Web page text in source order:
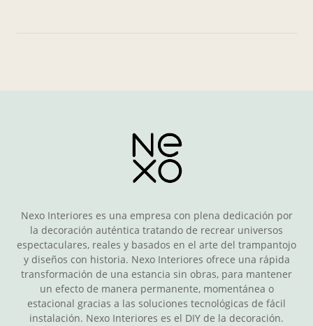
Nexo Interiores es una empresa con plena dedicación por
la decoración auténtica tratando de recrear universos
espectaculares, reales y basados en el arte del trampantojo
y diseños con historia. Nexo Interiores ofrece una rápida
transformación de una estancia sin obras, para mantener
un efecto de manera permanente, momentánea o
estacional gracias a las soluciones tecnológicas de fácil
instalación. Nexo Interiores es el DIY de la decoración.